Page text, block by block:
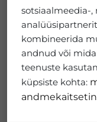
sotsiaalmeedia-,
kombineerida
andnud või
teenuste
küpsiste kohta: